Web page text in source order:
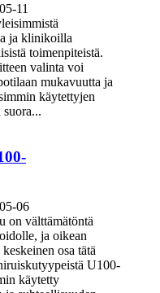
11
ja klinikoilla
toimenpiteistä.
valinta voi
mukavuutta ja
käytettyjen
06
on välttämätöntä
ja oikean
osa tätä
U100-
käytetty